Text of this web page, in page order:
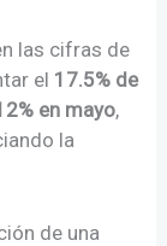
las cifras de
el 17.5% de
en mayo,
la
de una